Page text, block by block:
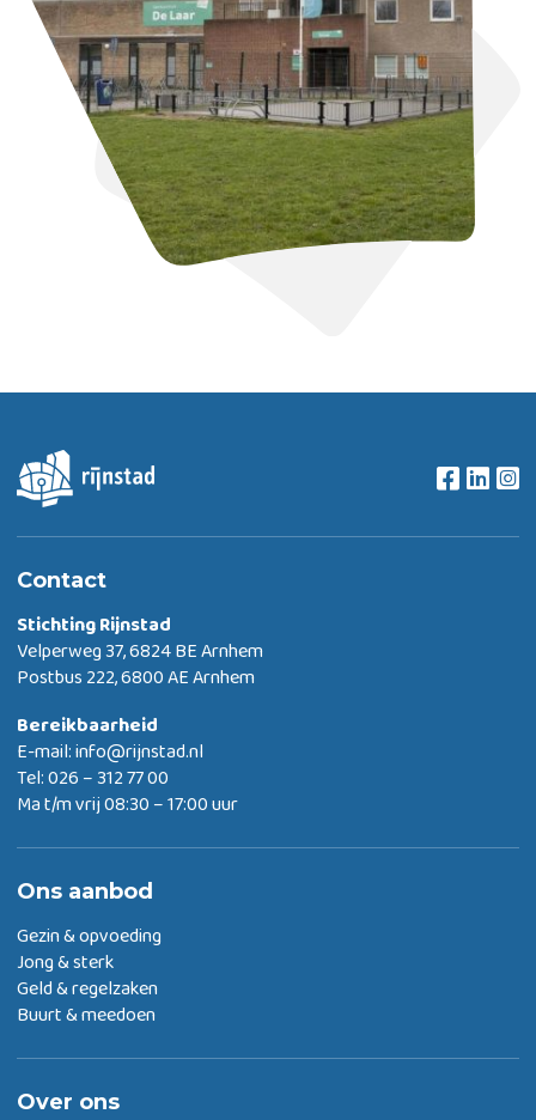
Contact
Stichting Rijnstad
Velperweg 37, 6824 BE Arnhem
Postbus 222, 6800 AE Arnhem
Bereikbaarheid
E-mail:info@rijnstad.nl
Tel: 026 – 312 77 00
Ma t/m vrij 08:30 – 17:00 uur
Ons aanbod
Gezin & opvoeding
Jong & sterk
Geld & regelzaken
Buurt & meedoen
Over ons